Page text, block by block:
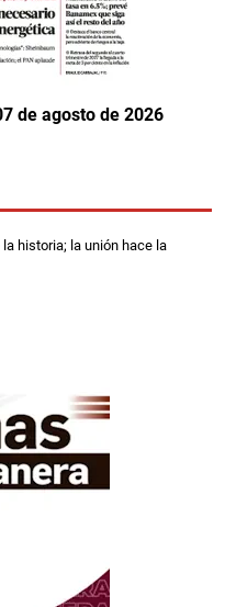
de agosto de 2026
la historia; la unión hace la